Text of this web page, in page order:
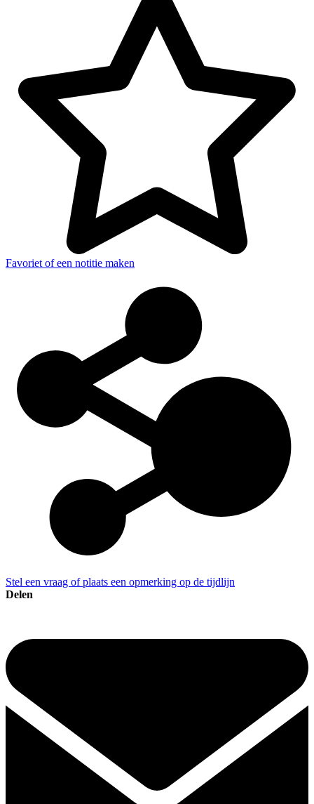
Favoriet of een notitie maken
Stel een vraag of plaats een opmerking op de tijdlijn
Delen